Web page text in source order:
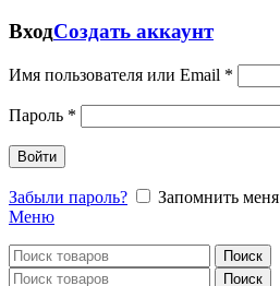
ВходСоздать аккаунт
Имя пользователя или Email *
Пароль *
Войти
Забыли пароль?
Запомнить меня
Меню
Поиск
Поиск